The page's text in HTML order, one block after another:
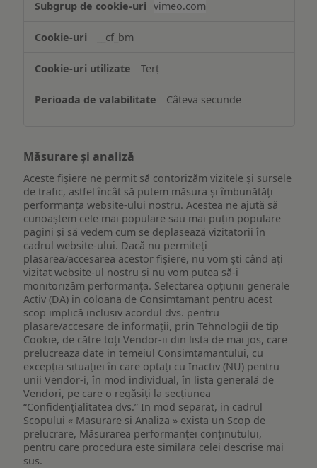
funcționalităților
ului
vimeo.com
__cf_bm
Terț
Câteva secunde
Măsurare și analiză
Aceste fișiere ne permit să contorizăm vizitele și sursele
de trafic, astfel încât să putem măsura și îmbunătăți
performanța website-ului nostru. Acestea ne ajută să
cunoaștem cele mai populare sau mai puțin populare
pagini și să vedem cum se deplasează vizitatorii în
cadrul website-ului. Dacă nu permiteți
plasarea/accesarea acestor fișiere, nu vom ști când ați
vizitat website-ul nostru și nu vom putea să-i
monitorizăm performanța. Selectarea opțiunii generale
Activ (DA) in coloana de Consimtamant pentru acest
scop implică inclusiv acordul dvs. pentru
plasare/accesare de informații, prin Tehnologii de tip
Cookie, de către toți Vendor-ii din lista de mai jos, care
prelucreaza date in temeiul Consimtamantului, cu
excepția situației în care optați cu Inactiv (NU) pentru
unii Vendor-i, în mod individual, în lista generală de
Vendori, pe care o regăsiți la secțiunea
“Confidențialitatea dvs.” In mod separat, in cadrul
Scopului « Masurare si Analiza » exista un Scop de
prelucrare, Măsurarea performanței conținutului,
pentru care procedura este similara celei descrise mai
sus.